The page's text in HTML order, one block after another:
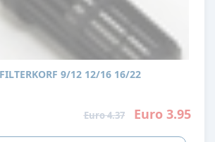
9/12 12/16 16/22
Euro 4.37 Euro 3.95